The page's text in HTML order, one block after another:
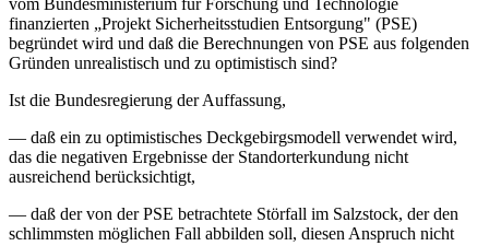
finanzierten „Projekt Sicherheitsstudien Entsorgung" (PSE)
begründet wird und daß die Berechnungen von PSE aus folgenden
Gründen unrealistisch und zu optimistisch sind?
Ist die Bundesregierung der Auffassung,
— daß ein zu optimistisches Deckgebirgsmodell verwendet wird,
das die negativen Ergebnisse der Standorterkundung nicht
ausreichend berücksichtigt,
— daß der von der PSE betrachtete Störfall im Salzstock, der den
schlimmsten möglichen Fall abbilden soll, diesen Anspruch nicht